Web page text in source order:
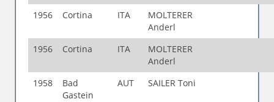
1956
Cortina ITA
MOLTERER
Anderl
1956
Cortina ITA
MOLTERER
Anderl
1958
Bad
Gastein
AUT SAILER Toni